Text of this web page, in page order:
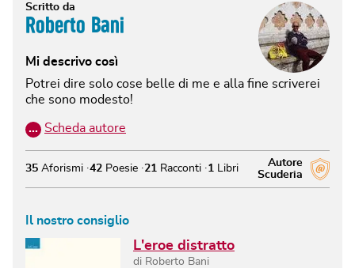
Scritto da
Roberto Bani
Mi descrivo così
Potrei dire solo cose belle di me e alla fine scriverei
che sono modesto!
… Scheda autore
Autore
Scuderia
35 Aforismi 42 Poesie 21 Racconti 1 Libri
Il nostro consiglio
L'eroe distratto
di Roberto Bani